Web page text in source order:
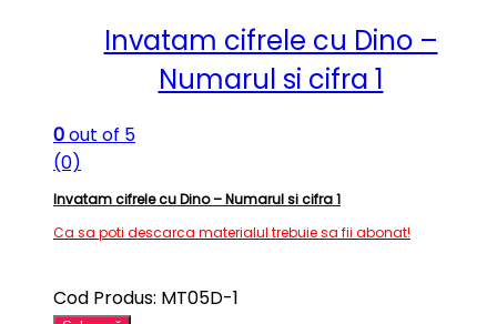
Invatam cifrele cu Dino –
Numarul si cifra 1
0out of 5
(0)
Invatam cifrele cu Dino – Numarul si cifra 1
Ca sa poti descarca materialul trebuie sa fii abonat!
Cod Produs: MT05D-1